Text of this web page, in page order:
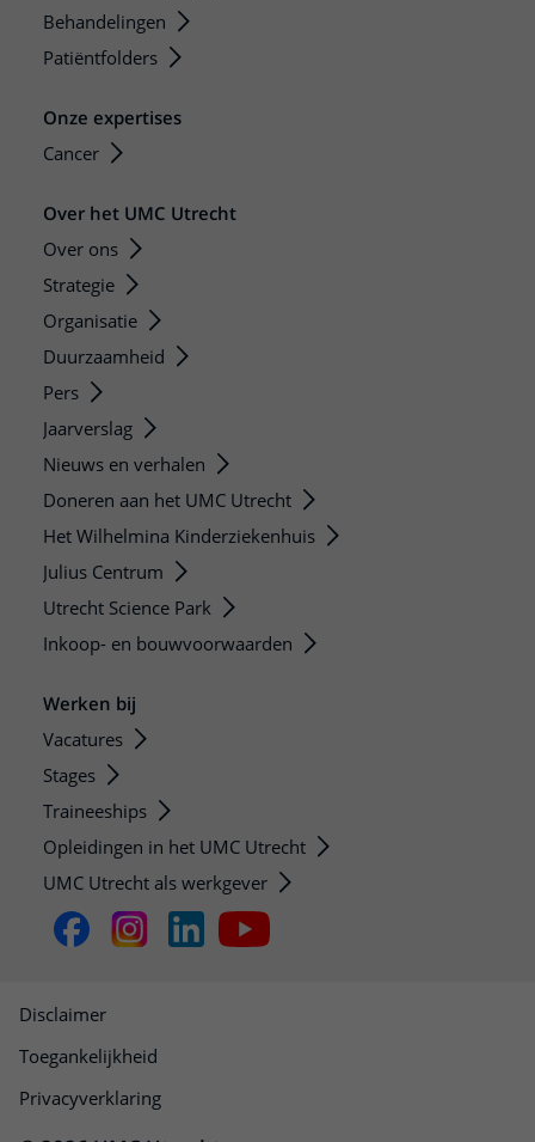
Behandelingen
Patiëntfolders
Onze expertises
Cancer
Over het UMC Utrecht
Over ons
Strategie
Organisatie
Duurzaamheid
Pers
Jaarverslag
Nieuws en verhalen
Doneren aan het UMC Utrecht
Het Wilhelmina Kinderziekenhuis
Julius Centrum
Utrecht Science Park
Inkoop- en bouwvoorwaarden
Werken bij
Vacatures
Stages
Traineeships
Opleidingen in het UMC Utrecht
UMC Utrecht als werkgever
Disclaimer
Toegankelijkheid
Privacyverklaring